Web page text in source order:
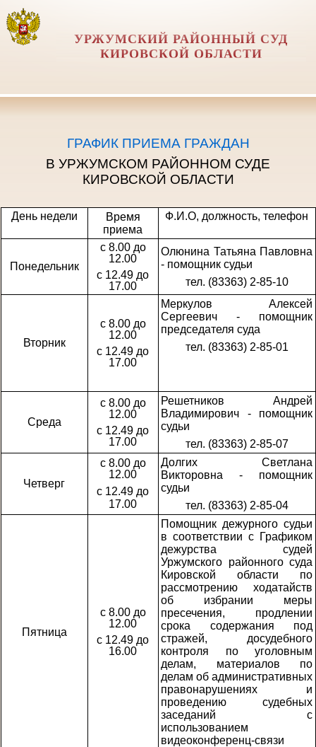
УРЖУМСКИЙ РАЙОННЫЙ СУД
КИРОВСКОЙ ОБЛАСТИ
ГРАФИК ПРИЕМА ГРАЖДАН
В УРЖУМСКОМ РАЙОННОМ СУДЕ
КИРОВСКОЙ ОБЛАСТИ
День недели
Время
приема
Ф.И.О, должность, телефон
Понедельник
с 8.00 до
12.00
с 12.49 до
17.00
Олюнина Татьяна Павловна
- помощник судьи
тел. (83363) 2-85-10
Вторник
с 8.00 до
12.00
с 12.49 до
17.00
Меркулов Алексей
Сергеевич - помощник
председателя суда
тел. (83363) 2-85-01
Среда
с 8.00 до
12.00
с 12.49 до
17.00
Решетников Андрей
Владимирович - помощник
судьи
тел. (83363) 2-85-07
Четверг
с 8.00 до
12.00
с 12.49 до
17.00
Долгих Светлана
Викторовна - помощник
судьи
тел. (83363) 2-85-04
Пятница
с 8.00 до
12.00
с 12.49 до
16.00
Помощник дежурного судьи
в соответствии с Графиком
дежурства судей
Уржумского районного суда
Кировской области по
рассмотрению ходатайств
об избрании меры
пресечения, продлении
срока содержания под
стражей, досудебного
контроля по уголовным
делам, материалов по
делам об административных
правонарушениях и
проведению судебных
заседаний с
использованием
видеоконференц-связи